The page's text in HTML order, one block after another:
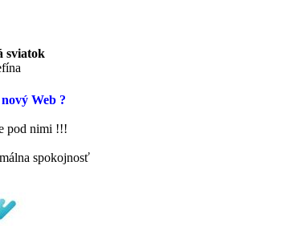
sviatok
Web ?
pod nimi !!!
spokojnosť